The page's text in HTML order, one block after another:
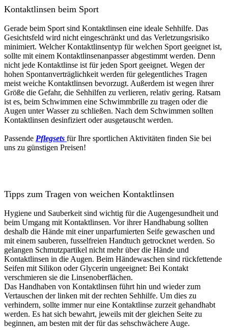
Kontaktlinsen beim Sport
Gerade beim Sport sind Kontaktlinsen eine ideale Sehhilfe. Das
Gesichtsfeld wird nicht eingeschränkt und das Verletzungsrisiko
minimiert. Welcher Kontaktlinsentyp für welchen Sport geeignet ist,
sollte mit einem Kontaktlinsenanpasser abgestimmt werden. Denn
nicht jede Kontaktlinse ist für jeden Sport geeignet. Wegen der
hohen Spontanverträglichkeit werden für gelegentliches Tragen
meist weiche Kontaktlinsen bevorzugt. Außerdem ist wegen ihrer
Größe die Gefahr, die Sehhilfen zu verlieren, relativ gering. Ratsam
ist es, beim Schwimmen eine Schwimmbrille zu tragen oder die
Augen unter Wasser zu schließen. Nach dem Schwimmen sollten
Kontaktlinsen desinfiziert oder ausgetauscht werden.
Passende Pflegsets für Ihre sportlichen Aktivitäten finden Sie bei
uns zu günstigen Preisen!
Tipps zum Tragen von weichen Kontaktlinsen
Hygiene und Sauberkeit sind wichtig für die Augengesundheit und
beim Umgang mit Kontaktlinsen. Vor ihrer Handhabung sollten
deshalb die Hände mit einer unparfumierten Seife gewaschen und
mit einem sauberen, fusselfreien Handtuch getrocknet werden. So
gelangen Schmutzpartikel nicht mehr über die Hände und
Kontaktlinsen in die Augen. Beim Händewaschen sind rückfettende
Seifen mit Silikon oder Glycerin ungeeignet: Bei Kontakt
verschmieren sie die Linsenoberflächen.
Das Handhaben von Kontaktlinsen führt hin und wieder zum
Vertauschen der linken mit der rechten Sehhilfe. Um dies zu
verhindern, sollte immer nur eine Kontaktlinse zurzeit gehandhabt
werden. Es hat sich bewahrt, jeweils mit der gleichen Seite zu
beginnen, am besten mit der für das sehschwächere Auge.